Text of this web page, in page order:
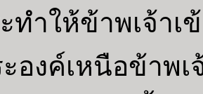
ทำให้ข้าพเจ้า
องค์เหนือข้าพ